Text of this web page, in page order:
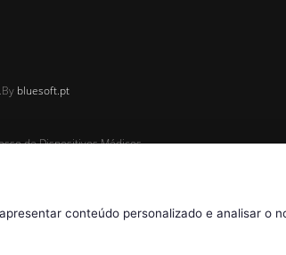
By bluesoft.pt
de Dispositivos Médicos,
conteúdo personalizado e analisar o